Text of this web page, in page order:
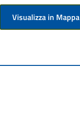
Visualizza in Mappa